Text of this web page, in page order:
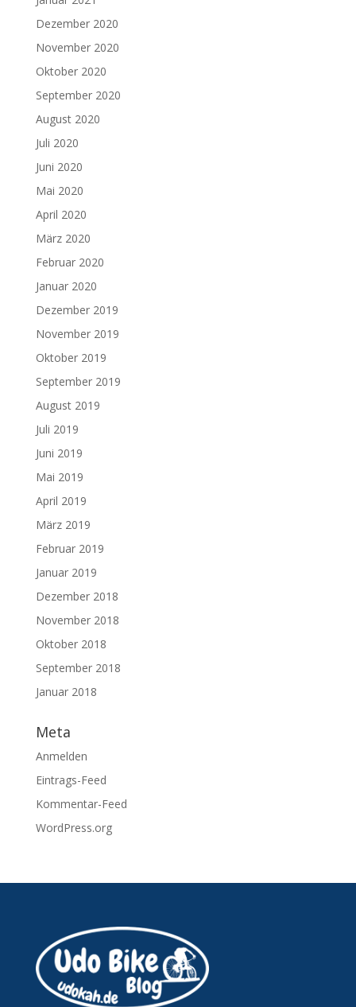
Dezember 2020
November 2020
Oktober 2020
September 2020
August 2020
Juli 2020
Juni 2020
Mai 2020
April 2020
März 2020
Februar 2020
Januar 2020
Dezember 2019
November 2019
Oktober 2019
September 2019
August 2019
Juli 2019
Juni 2019
Mai 2019
April 2019
März 2019
Februar 2019
Januar 2019
Dezember 2018
November 2018
Oktober 2018
September 2018
Januar 2018
Meta
Anmelden
Eintrags-Feed
Kommentar-Feed
WordPress.org